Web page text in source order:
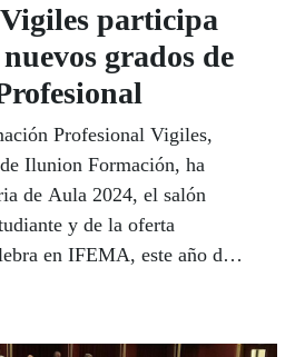
participa
grados de
Profesional Vigiles,
Ilunion Formación, ha
de Aula 2024, el salón
y de la oferta
en IFEMA, este año del
Sanitarias y el de Grado